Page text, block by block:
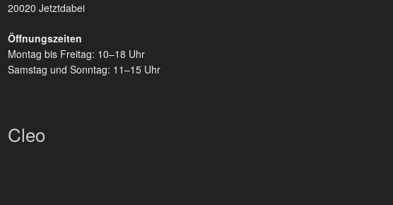
20020 Jetztdabei
Öffnungszeiten
Montag bis Freitag: 10–18 Uhr
Samstag und Sonntag: 11–15 Uhr
Cleo